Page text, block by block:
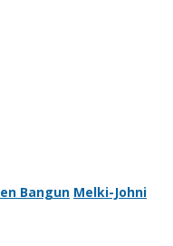
Bangun Melki-Johni